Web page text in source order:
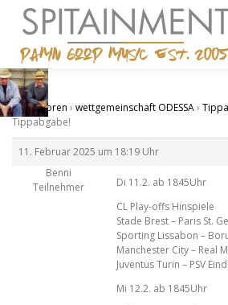
springen
STARTSEITE
Start›Foren › wettgemeinschaft ODESSA›
Tippabgabe!
11. Februar 2025 um 18:19 Uhr
Benni
Teilnehmer
Di 11.2. ab 1845Uhr
CL Play-offs Hinspiele
Stade Brest – Paris St.
Sporting Lissabon –
Manchester City –
Juventus Turin – PSV
Mi 12.2. ab 1845Uhr